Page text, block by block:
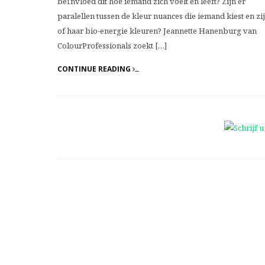
paralellen tussen de kleur nuances die iemand kiest en
of haar bio-energie kleuren? Jeannette Hanenburg van
ColourProfessionals zoekt […]
CONTINUE READING